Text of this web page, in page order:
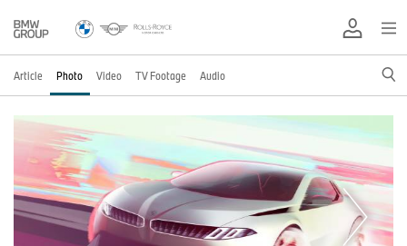
Article Photo Video TV Footage Audio